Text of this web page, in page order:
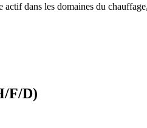
actif dans les domaines du
F/D)